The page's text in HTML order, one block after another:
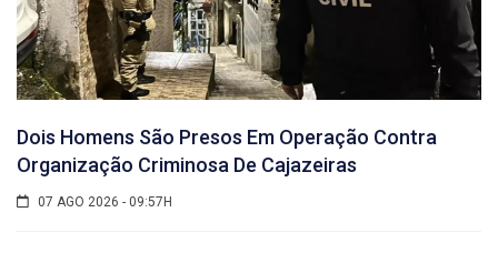
Dois Homens São Presos Em Operação Contra
Organização Criminosa De Cajazeiras
07 AGO 2026 - 09:57H